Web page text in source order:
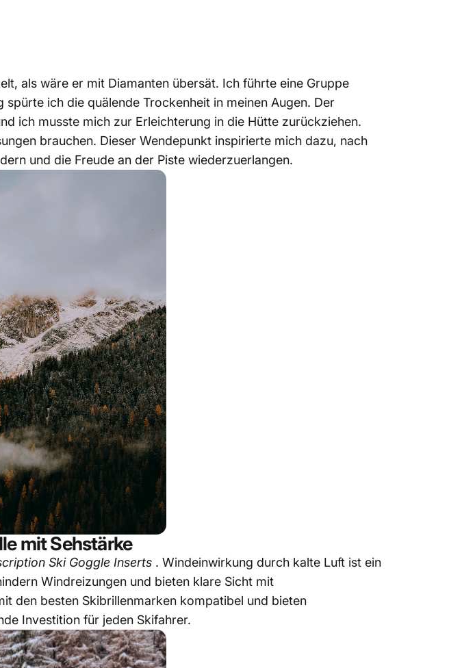
als wäre er mit Diamanten übersät. Ich führte eine Gruppe
ich die quälende Trockenheit in meinen Augen. Der
ich musste mich zur Erleichterung in die Hütte zurückziehen.
brauchen. Dieser Wendepunkt inspirierte mich dazu, nach
und die Freude an der Piste wiederzuerlangen.
mit Sehstärke
Ski Goggle Inserts . Windeinwirkung durch kalte Luft ist ein
Windreizungen und bieten klare Sicht mit
den besten Skibrillenmarken kompatibel und bieten
Investition für jeden Skifahrer.